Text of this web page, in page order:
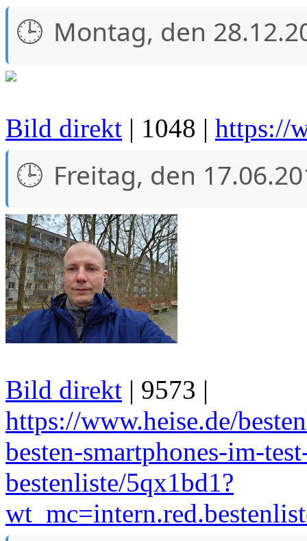
Montag, den
Bild direkt | 1048 | https://
Freitag, den
Bild direkt | 9573 |
https://www.heise.de/
besten-smartphones-im-
bestenliste/5qx1bd1?